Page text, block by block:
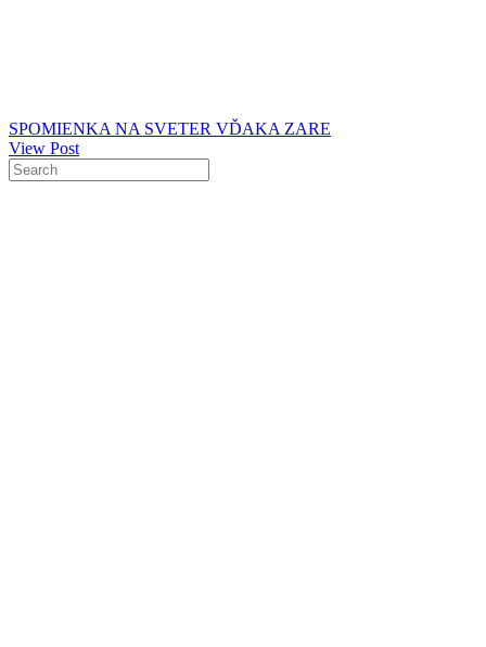
SPOMIENKA NA SVETER VĎAKA ZARE
View Post